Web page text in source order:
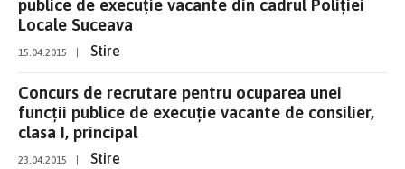
publice de execuţie vacante din cadrul Poliţiei
Locale Suceava
15.04.2015 Stire
Concurs de recrutare pentru ocuparea unei
funcţii publice de execuţie vacante de consilier,
clasa I, principal
23.04.2015 Stire